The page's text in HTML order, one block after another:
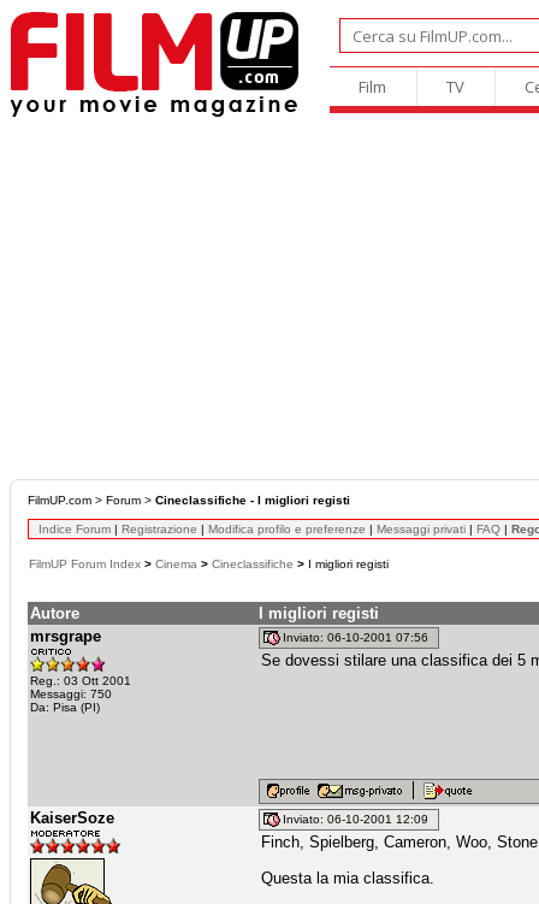
Film TV
FilmUP.com > Forum > Cineclassifiche - I migliori registi
Indice Forum | Registrazione | Modifica profilo e preferenze | Messaggi privati | FAQ |
FilmUP Forum Index > Cinema > Cineclassifiche > I migliori registi
Autore
I migliori registi
mrsgrape
Reg.: 03 Ott 2001
Messaggi: 750
Da: Pisa (PI)
Inviato: 06-10-2001 07:56
Se dovessi stilare una classifica dei 5
KaiserSoze Inviato: 06-10-2001 12:09
Finch, Spielberg, Cameron, Woo,
Questa la mia classifica.